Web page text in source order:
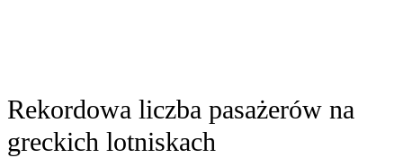
Rekordowa liczba pasażerów na
greckich lotniskach